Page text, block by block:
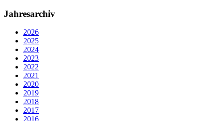
Jahresarchiv
2026
2025
2024
2023
2022
2021
2020
2019
2018
2017
2016